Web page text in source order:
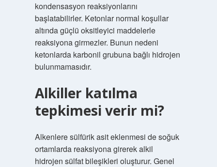
kondensasyon reaksiyonlarını
başlatabilirler. Ketonlar normal koşullar
altında güçlü oksitleyici maddelerle
reaksiyona girmezler. Bunun nedeni
ketonlarda karbonil grubuna bağlı hidrojen
bulunmamasıdır.
Alkiller katılma
tepkimesi verir mi?
Alkenlere sülfürik asit eklenmesi de soğuk
ortamlarda reaksiyona girerek alkil
hidrojen sülfat bileşikleri oluşturur. Genel